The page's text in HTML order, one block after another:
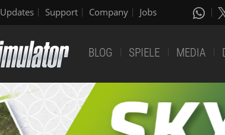
Updates Support Company Jobs
BLOG SPIELE MEDIA